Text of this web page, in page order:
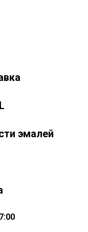
эмалей